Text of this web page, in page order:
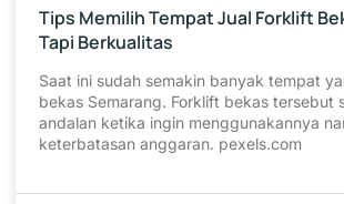
Tips Memilih Tempat Jual Forklift
Tapi Berkualitas
Saat ini sudah semakin banyak tempat
bekas Semarang. Forklift bekas tersebut
andalan ketika ingin menggunakannya
keterbatasan anggaran. pexels.com